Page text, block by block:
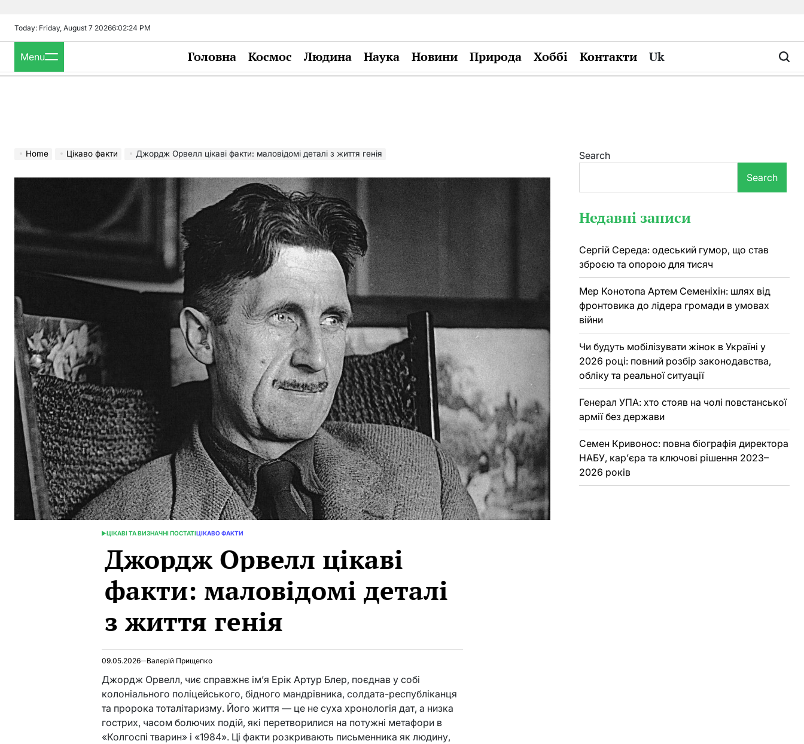
content
Today: Friday, August 7 20266:02:25 PM
Menu Головна Космос Людина Наука Новини Природа Хоббі Контакти Uk
Home Цікаво факти Джордж Орвелл цікаві факти: маловідомі деталі з життя генія
POSTED
ЦІКАВІ ТА ВИЗНАЧНІ ПОСТАТІЦІКАВО ФАКТИ
Джордж Орвелл цікаві
факти: маловідомі деталі
з життя генія
09.05.2026 Валерій Прищепко
Джордж Орвелл, чиє справжнє ім’я Ерік Артур Блер, поєднав у собі
колоніального поліцейського, бідного мандрівника, солдата-республіканця
та пророка тоталітаризму. Його життя — це не суха хронологія дат, а низка
гострих, часом болючих подій, які перетворилися на потужні метафори в
«Колгоспі тварин» і «1984». Ці факти розкривають письменника як людину,
Search
Search
Недавні записи
Сергій Середа: одеський гумор, що став
зброєю та опорою для тисяч
Мер Конотопа Артем Семеніхін: шлях від
фронтовика до лідера громади в умовах
війни
Чи будуть мобілізувати жінок в Україні у
2026 році: повний розбір законодавства,
обліку та реальної ситуації
Генерал УПА: хто стояв на чолі повстанської
армії без держави
Семен Кривонос: повна біографія директора
НАБУ, кар’єра та ключові рішення 2023–
2026 років